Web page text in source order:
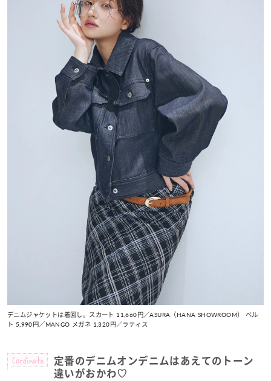
デニムジャケットは着回し。スカート 11,660円／ASURA（HANA SHOWROOM） ベル
ト 5,990円／MANGO メガネ 1,320円／ラティス
Cordinate
定番のデニムオンデニムはあえてのトーン
違いがおかわ♡